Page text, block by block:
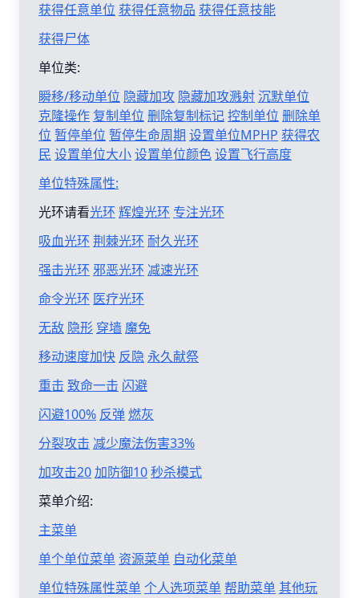
获得任意单位 获得任意物品 获得任意技能
获得尸体
单位类:
瞬移/移动单位 隐藏加攻 隐藏加攻溅射沉默单位
克隆操作 复制单位 删除复制标记控制单位 删除单
位 暂停单位 暂停生命周期 设置单位MPHP 获得农
民 设置单位大小设置单位颜色设置飞行高度
单位特殊属性:
光环请看光环 辉煌光环 专注光环
吸血光环 荆棘光环 耐久光环
强击光环 邪恶光环 减速光环
命令光环 医疗光环
无敌 隐形 穿墙 魔免
移动速度加快 反隐 永久献祭
重击 致命一击 闪避
闪避100% 反弹燃灰
分裂攻击 减少魔法伤害33%
加攻击20加防御10秒杀模式
菜单介绍:
主菜单
单个单位菜单 资源菜单 自动化菜单
单位特殊属性菜单个人选项菜单帮助菜单其他玩